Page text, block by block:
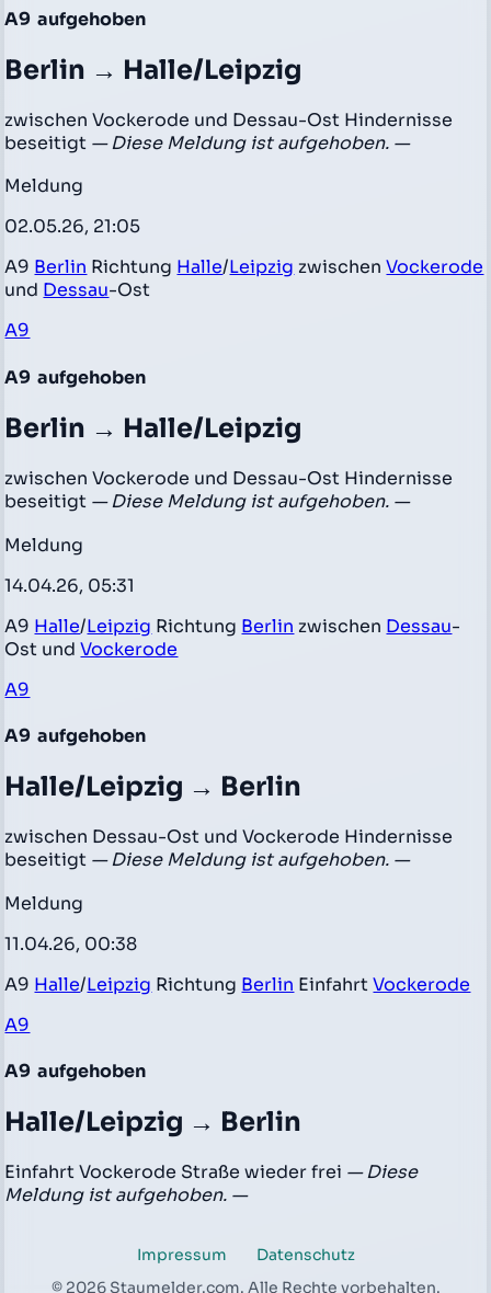
A9 aufgehoben
Berlin → Halle/Leipzig
zwischen Vockerode und Dessau-Ost Hindernisse
beseitigt — Diese Meldung ist aufgehoben. —
Meldung
02.05.26, 21:05
A9 Berlin Richtung Halle/Leipzig zwischenVockerode
und Dessau-Ost
A9
A9 aufgehoben
Berlin → Halle/Leipzig
zwischen Vockerode und Dessau-Ost Hindernisse
beseitigt — Diese Meldung ist aufgehoben. —
Meldung
14.04.26, 05:31
A9 Halle/Leipzig Richtung Berlin zwischen Dessau-
Ost undVockerode
A9
A9 aufgehoben
Halle/Leipzig → Berlin
zwischen Dessau-Ost und Vockerode Hindernisse
beseitigt — Diese Meldung ist aufgehoben. —
Meldung
11.04.26, 00:38
A9 Halle/Leipzig Richtung Berlin EinfahrtVockerode
A9
A9 aufgehoben
Halle/Leipzig → Berlin
Einfahrt Vockerode Straße wieder frei — Diese
Meldung ist aufgehoben. —
Impressum
Datenschutz
© 2026 Staumelder.com. Alle Rechte vorbehalten.